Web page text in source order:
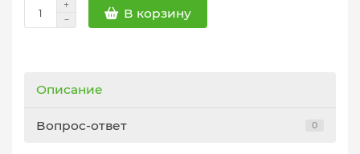
В корзину
Описание
Вопрос-ответ 0